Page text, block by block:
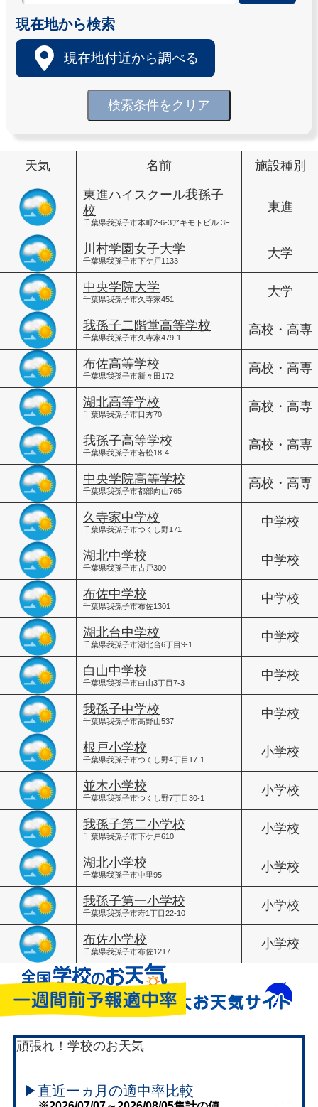
現在地から検索
現在地付近から調べる
検索条件をクリア
天気 名前 施設種別
東進ハイスクール我孫子
校
千葉県我孫子市本町2-6-3アキモトビル 3F
東進
川村学園女子大学
千葉県我孫子市下ケ戸1133
大学
中央学院大学
千葉県我孫子市久寺家451
大学
我孫子二階堂高等学校
千葉県我孫子市久寺家479-1
高校・高専
布佐高等学校
千葉県我孫子市新々田172
高校・高専
湖北高等学校
千葉県我孫子市日秀70
高校・高専
我孫子高等学校
千葉県我孫子市若松18-4
高校・高専
中央学院高等学校
千葉県我孫子市都部向山765
高校・高専
久寺家中学校
千葉県我孫子市つくし野171
中学校
湖北中学校
千葉県我孫子市古戸300
中学校
布佐中学校
千葉県我孫子市布佐1301
中学校
湖北台中学校
千葉県我孫子市湖北台6丁目9-1
中学校
白山中学校
千葉県我孫子市白山3丁目7-3
中学校
我孫子中学校
千葉県我孫子市高野山537
中学校
根戸小学校
千葉県我孫子市つくし野4丁目17-1
小学校
並木小学校
千葉県我孫子市つくし野7丁目30-1
小学校
我孫子第二小学校
千葉県我孫子市下ケ戸610
小学校
湖北小学校
千葉県我孫子市中里95
小学校
我孫子第一小学校
千葉県我孫子市寿1丁目22-10
小学校
布佐小学校
千葉県我孫子市布佐1217
小学校
頑張れ！学校のお天気
▶直近一ヵ月の適中率比較